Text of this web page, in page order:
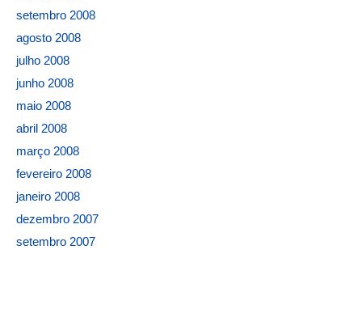
setembro 2008
agosto 2008
julho 2008
junho 2008
maio 2008
abril 2008
março 2008
fevereiro 2008
janeiro 2008
dezembro 2007
setembro 2007